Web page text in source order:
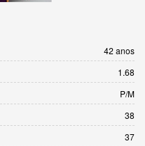
42 anos
1.68
P/M
38
37